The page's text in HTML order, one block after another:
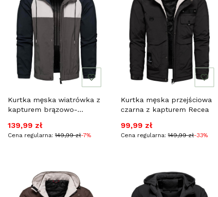
Kurtka męska wiatrówka z
kapturem brązowo-
Cena promocyjna
139,99 zł
Cena regularna: 149,99 zł-7%
Kurtka męska przejściowa
czarna z kapturem Recea
Cena promocyjna
99,99 zł
Cena regularna: 149,99 zł-33%